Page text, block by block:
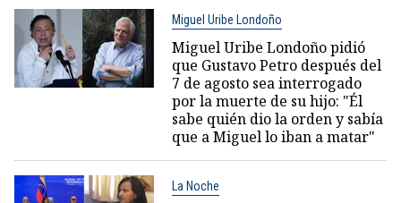
Miguel Uribe Londoño
Miguel Uribe Londoño pidió
que Gustavo Petro después del
7 de agosto sea interrogado
por la muerte de su hijo: "Él
sabe quién dio la orden y sabía
que a Miguel lo iban a matar"
La Noche